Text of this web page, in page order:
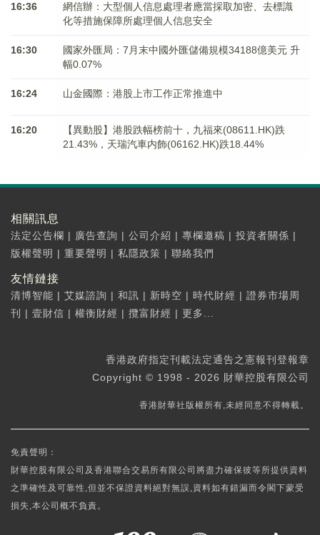
16:36
網信辦：大型個人信息處理者應當採取加密、去標識
化等措施保障所處理個人信息安全
16:30
國家外匯局：7月末中國外匯儲備規模34188億美元 升
幅0.07%
16:24 山金國際：港股上市工作正常推進中
16:20
【異動股】港股跌幅榜前十，九福來(08611.HK)跌
21.43%，天瑞汽車内飾(06162.HK)跌18.44%
相關訊息
法定公告欄 | 廣告查詢 | 公司介紹 | 專欄邀稿 | 投資者關係 |
版權聲明 | 重要聲明 | 私隱政策 | 聯絡我們
友情鏈接
清博智能 | 艾媒諮詢 | 和訊 | 新時空 | 時代財經 | 證券市場周
刊
| 壹財信 | 權衡財經 | 攬富財經 | 更多...
香港政府指定刊載法定通告之憲報刊登報章
Copyright © 1998 - 2026 財華控股有限公司
香港財華社版權所有,未經同意不得轉載。
免責聲明：
財華控股有限公司及香港聯合交易所有限公司將盡力確保彼等所提供資料
之準確性及可靠性,但並不保證資料絕對無誤,資料如有錯漏而令閣下蒙受
損失,本公司概不負責。